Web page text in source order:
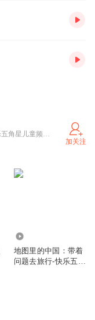
喜马认证：月度优质儿童频道主播 快乐五角星儿童频道（Kuaile wujiaoxing children's channel），《何小乐故事》、《浣熊小智探案记系列》、《浣熊小智科普》、《浣熊小智番外》、《特工小分队》、《超凡侦探团》、《少年侦探》原创主播。除此之外，还录制过美德故事，寓言故事，童话故事，以及文学名著——《小王子》《我是夏蛋蛋》，即将上架《神探迈克狐·无人岛之谜》等故事。《猴子警长探案记》累计播放量突破100万，粉丝突破1万，订阅量突破1万，总播放量破100万。希望我们每一个精心制作的故事，都能获得大家的赞赏。我们还会更加努力！让我们一起加油！
加关注
地图里的中国：带着
问题去旅行-快乐五角